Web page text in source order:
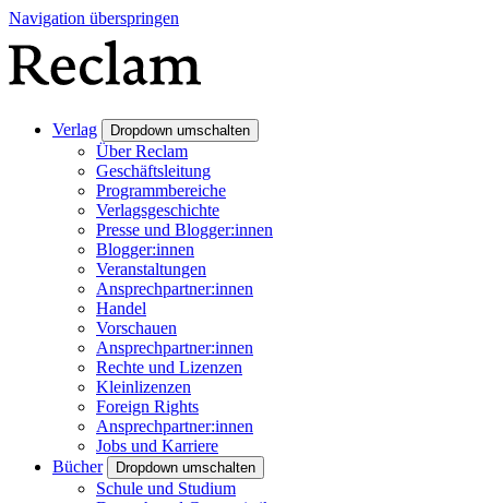
Navigation überspringen
Verlag Dropdown umschalten
Über Reclam
Geschäftsleitung
Programmbereiche
Verlagsgeschichte
Presse und Blogger:innen
Blogger:innen
Veranstaltungen
Ansprechpartner:innen
Handel
Vorschauen
Ansprechpartner:innen
Rechte und Lizenzen
Kleinlizenzen
Foreign Rights
Ansprechpartner:innen
Jobs und Karriere
Bücher
Dropdown umschalten
Schule und Studium